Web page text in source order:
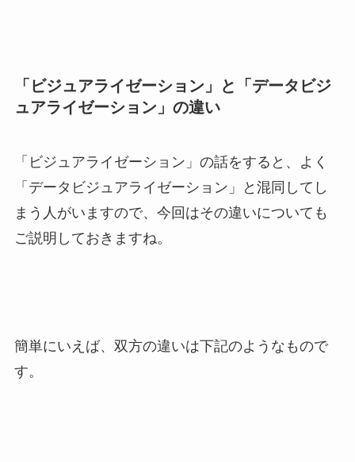
「ビジュアライゼーション」と「データビジ
ュアライゼーション」の違い
「ビジュアライゼーション」の話をすると、よく
「データビジュアライゼーション」と混同してし
まう人がいますので、今回はその違いについても
ご説明しておきますね。
簡単にいえば、双方の違いは下記のようなもので
す。